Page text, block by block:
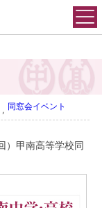
いて
, 同窓会イベント
）甲南高等学校同